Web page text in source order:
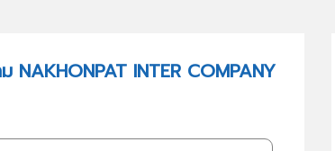
NAKHONPAT INTER COMPANY